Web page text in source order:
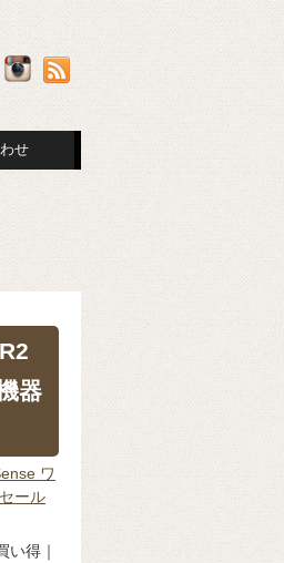
せ
器
ワ
ール
い得｜